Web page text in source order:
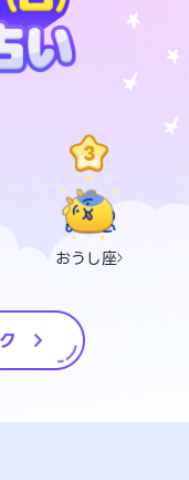
おうし座